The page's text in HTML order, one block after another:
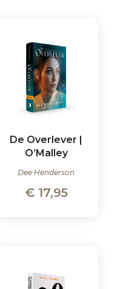
De Overlever |
O’Malley
Dee Henderson
€17,95